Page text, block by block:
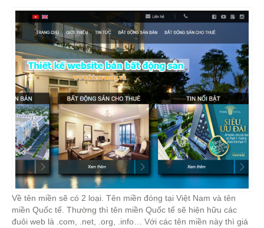
Về tên miền sẽ có 2 loại. Tên miền đóng tại Việt Nam và tên
miền Quốc tế. Thường thì tên miền Quốc tế sẽ hiện hữu các
đuôi web là .com, .net, .org, .info… Với các tên miền này thì giá